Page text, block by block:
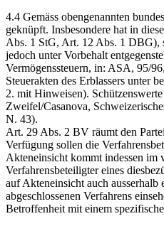
4.4 Gemäss obengenannten
geknüpft. Insbesondere hat in
Abs. 1 StG, Art. 12 Abs. 1 DBG),
jedoch unter Vorbehalt
Vermögenssteuern, in: ASA, 95/
Steuerakten des Erblassers unter
2. mit Hinweisen).
Zweifel/Casanova,
N. 43).
Art. 29 Abs. 2 BV räumt den
Verfügung sollen die
Akteneinsicht kommt indessen im
Verfahrensbeteiligter eines
auf Akteneinsicht auch ausserhalb
abgeschlossenen Verfahrens
Betroffenheit mit einem